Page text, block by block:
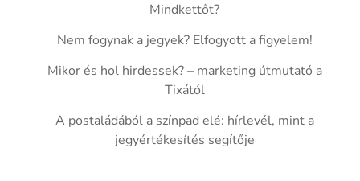
Mindkettőt?
Nem fogynak a jegyek? Elfogyott a figyelem!
Mikor és hol hirdessek? – marketing útmutató a
Tixától
A postaládából a színpad elé: hírlevél, mint a
jegyértékesítés segítője